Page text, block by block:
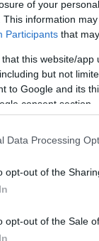
of your
This information
Participants that
that this website/
but not
to Google and its
consent section.
Data Processing
opt-out of the
opt-out of the Sale
proteger tu